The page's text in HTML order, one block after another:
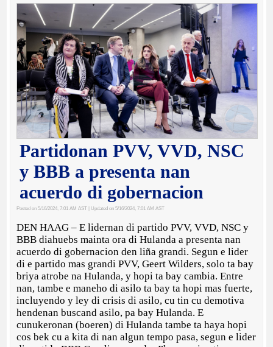
Partidonan PVV, VVD, NSC
y BBB a presenta nan
acuerdo di gobernacion
Posted on 5/16/2024, 7:01 AM AST | Updated on 5/16/2024, 7:01 AM AST
DEN HAAG – E lidernan di partido PVV, VVD, NSC y
BBB diahuebs mainta ora di Hulanda a presenta nan
acuerdo di gobernacion den liña grandi. Segun e lider
di e partido mas grandi PVV, Geert Wilders, solo ta bay
briya atrobe na Hulanda, y hopi ta bay cambia. Entre
nan, tambe e maneho di asilo ta bay ta hopi mas fuerte,
incluyendo y ley di crisis di asilo, cu tin cu demotiva
hendenan buscand asilo, pa bay Hulanda. E
cunukeronan (boeren) di Hulanda tambe ta haya hopi
cos bek cu a kita di nan algun tempo pasa, segun e lider